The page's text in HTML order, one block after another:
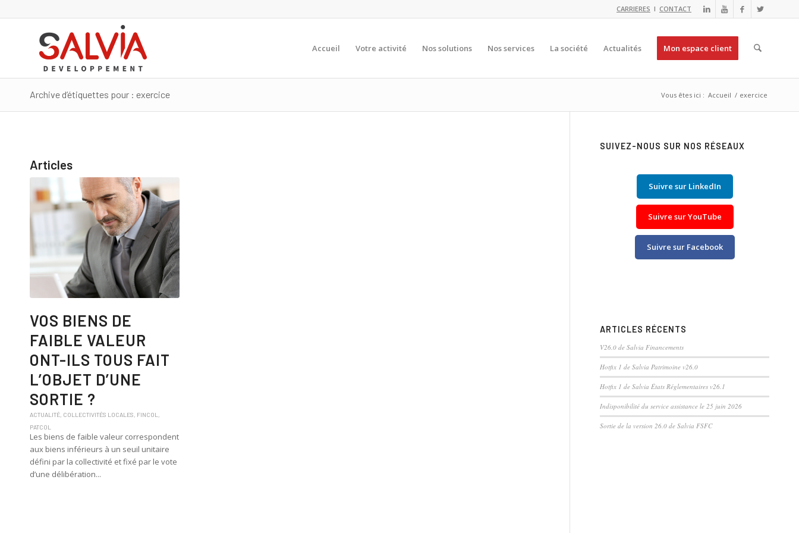
CARRIERES I CONTACT
Accueil Votre activité Nos solutions Nos services La société Actualités Mon espace client
Archive d’étiquettes pour : exercice Vous êtes ici : Accueil / exercice
Articles
VOS BIENS DE
FAIBLE VALEUR
ONT-ILS TOUS FAIT
L’OBJET D’UNE
SORTIE ?
ACTUALITÉ COLLECTIVITÉS LOCALES FINCOL
PATCOL
Les biens de faible valeur correspondent
aux biens inférieurs à un seuil unitaire
défini par la collectivité et fixé par le vote
d’une délibération...
SUIVEZ-NOUS SUR NOS RÉSEAUX
Suivre sur LinkedIn
Suivre sur YouTube
Suivre sur Facebook
ARTICLES RÉCENTS
V26.0 de Salvia Financements
Hotfix 1 de Salvia Patrimoine v26.0
Hotfix 1 de Salvia États Réglementaires v26.1
Indisponibilité du service assistance le 25 juin 2026
Sortie de la version 26.0 de Salvia FSFC